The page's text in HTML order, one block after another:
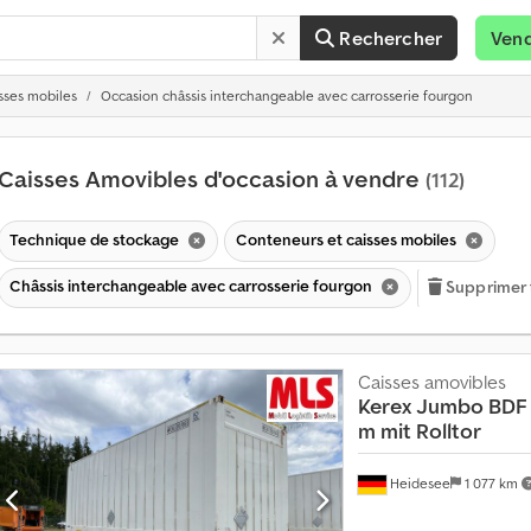
Rechercher
mobiles Occasion châssis interchangeable avec carrosserie fourgon
Caisses Amovibles d'occasion à vendre (112)
Technique de stockage Conteneurs et caisses mobiles
Châssis interchangeable avec carrosserie fourgon Supprimer
Heidesee 1 077 km
Caisses amovibles
KerexJumbo
m mit Rolltor